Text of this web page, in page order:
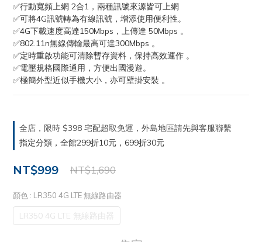
✅行動寬頻上網 2合1，兩種訊號來源皆可上網
✅可將4G訊號轉為有線訊號，增添使用便利性。
✅4G下載速度高達150Mbps，上傳達 50Mbps 。
✅802.11n無線傳輸最高可達300Mbps 。
✅定時重啟功能可清除暫存資料，保持高效運作 。
✅電壓規格國際通用，方便出國漫遊。
✅極簡外型近似手機大小，亦可壁掛安裝 。
全店，限時 $398 宅配超取免運，外島地區請先與客服聯繫
指定分類，全館299折10元，699折30元
NT$999 NT$1,690
顏色 : LR350 4G LTE 無線路由器
LR350 4G LTE 無線路由器